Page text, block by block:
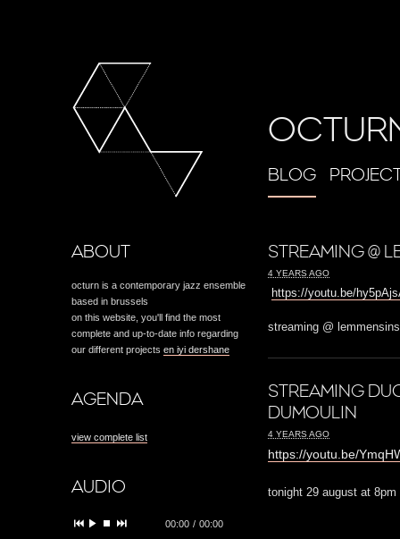
BLOG
ABOUT
octurn is a contemporary jazz ensemble
based in brussels
on this website, you'll find the most
complete and up-to-date info regarding
our different projects en iyi dershane
AGENDA
view complete list
AUDIO
00:00 / 00:00
STREAMING @
4 YEARS AGO
https://youtu.be/
streaming @
STREAMING
DUMOULIN
4 YEARS AGO
https://youtu.be/
tonight 29 august at 8pm